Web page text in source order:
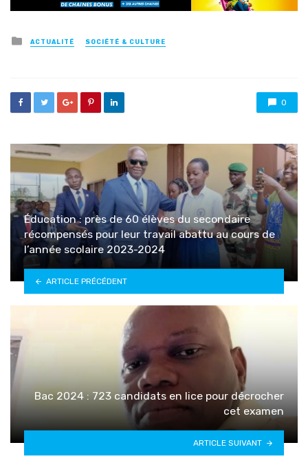
Posted
in
ACTUALITÉ SOCIÉTÉ & CULTURE
0
Éducation : près de 60 élèves du secondaire
récompensés pour leur travail abattu au cours de
l’année scolaire 2023-2024
ARTICLE PRÉCÉDENT
Bac 2024 : 723 candidats en lice pour décrocher
cet examen
ARTICLE SUIVANT